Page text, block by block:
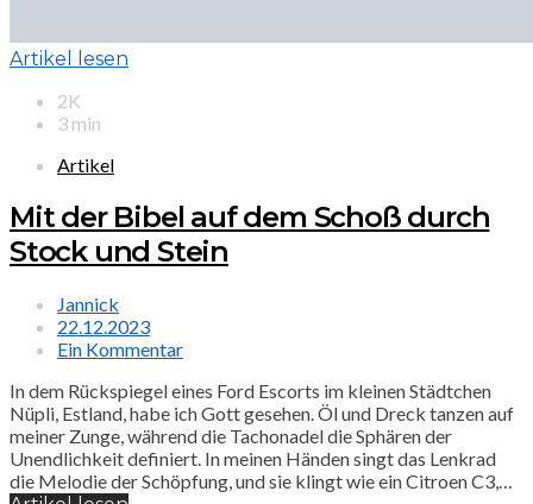
Artikel lesen
2K
3 min
Artikel
Mit der Bibel auf dem Schoß durch
Stock und Stein
Jannick
22.12.2023
Ein Kommentar
In dem Rückspiegel eines Ford Escorts im kleinen Städtchen
Nüpli, Estland, habe ich Gott gesehen. Öl und Dreck tanzen auf
meiner Zunge, während die Tachonadel die Sphären der
Unendlichkeit definiert. In meinen Händen singt das Lenkrad
die Melodie der Schöpfung, und sie klingt wie ein Citroen C3,…